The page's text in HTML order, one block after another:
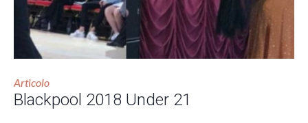
Articolo
Blackpool 2018 Under 21